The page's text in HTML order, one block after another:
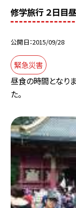
修学旅行 ２日目
公開日 2015/09/28
緊急災害
昼食の時間となり
た。